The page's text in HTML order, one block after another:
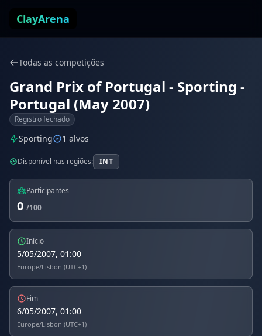
ClayArena
Todas as competições
Grand Prix of Portugal - Sporting -
Portugal (May 2007)
Registro fechado
Sporting 1 alvos
Disponível nas regiões: INT
Participantes
0 /100
Início
5/05/2007, 01:00
Europe/Lisbon (UTC+1)
Fim
6/05/2007, 01:00
Europe/Lisbon (UTC+1)